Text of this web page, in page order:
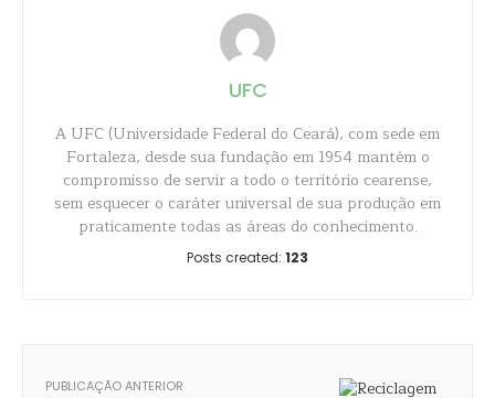
UFC
A UFC (Universidade Federal do Ceará), com sede em
Fortaleza, desde sua fundação em 1954 mantém o
compromisso de servir a todo o território cearense,
sem esquecer o caráter universal de sua produção em
praticamente todas as áreas do conhecimento.
Posts created: 123
PUBLICAÇÃO ANTERIOR